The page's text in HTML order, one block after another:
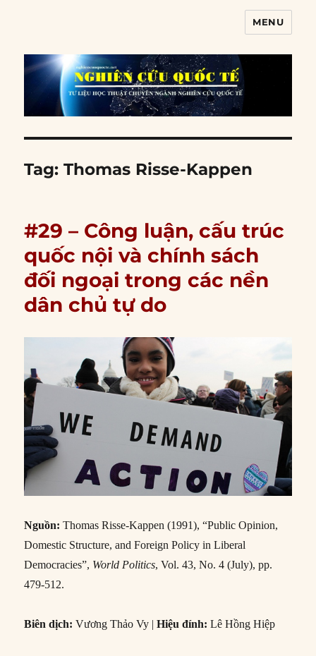
MENU
Tag:Thomas Risse-Kappen
#29 – Công luận, cấu trúc
quốc nội và chính sách
đối ngoại trong các nền
dân chủ tự do
Nguồn: Thomas Risse-Kappen (1991), “Public Opinion,
Domestic Structure, and Foreign Policy in Liberal
Democracies”, World Politics, Vol. 43, No. 4 (July), pp.
479-512.
Biên dịch: Vương Thảo Vy |Hiệu đính: Lê Hồng Hiệp